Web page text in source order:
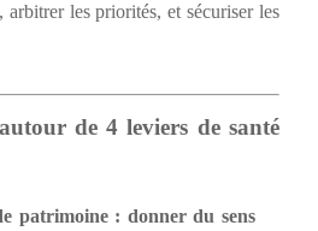
les priorités, et sécuriser les
de 4 leviers de santé
patrimoine : donner du sens